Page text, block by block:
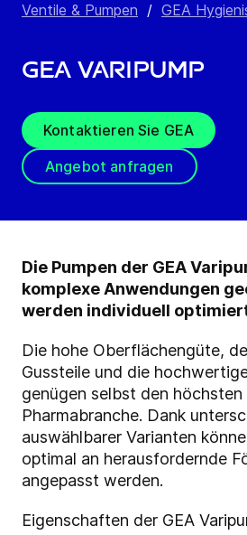
Ventile & Pumpen / GEA
GEA Varipump
Kontaktieren Sie GEA
Angebot anfragen
Die Pumpen der GEA
komplexe Anwendungen
werden individuell
Die hohe Oberflächengüte,
Gussteile und die
genügen selbst den höchsten
Pharmabranche. Dank
auswählbarer Varianten
optimal an herausfordernde
angepasst werden.
Eigenschaften der GEA